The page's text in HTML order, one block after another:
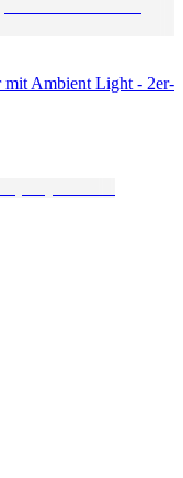
mit Ambient Light - 2er-